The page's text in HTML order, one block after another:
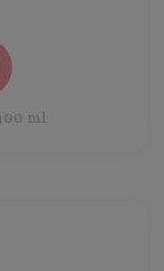
ml